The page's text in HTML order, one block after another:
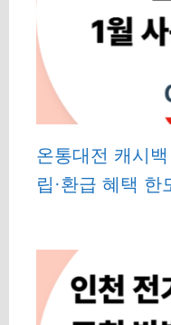
온통대전 캐시
립·환급 혜택 한